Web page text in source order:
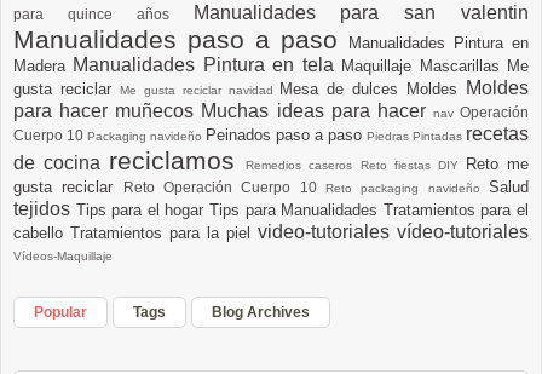
para quince años
Manualidades para san valentin
Manualidades paso a paso
Manualidades Pintura en
Madera Manualidades Pintura en tela Maquillaje Mascarillas Me
gusta reciclar
Me gusta reciclar navidad Mesa de dulces Moldes
Moldes
para hacer muñecos Muchas ideas para hacer nav Operación
Cuerpo 10 Packaging navideño Peinados paso a paso Piedras Pintadas recetas
de cocina reciclamosRemedios caseros Reto fiestas DIY
Reto me
gusta reciclar
Reto Operación Cuerpo 10Reto packaging navideñoSalud
tejidos Tips para el hogarTips para Manualidades Tratamientos para el
cabello Tratamientos para la piel video-tutoriales vídeo-tutoriales
Vídeos-Maquillaje
Popular Tags Blog Archives